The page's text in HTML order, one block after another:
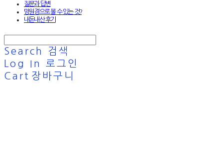
질문과 답변
망원경으로 볼 수 있는 것?
내돈내산 후기
Search
검색
Log In
로그인
Cart 장바구니